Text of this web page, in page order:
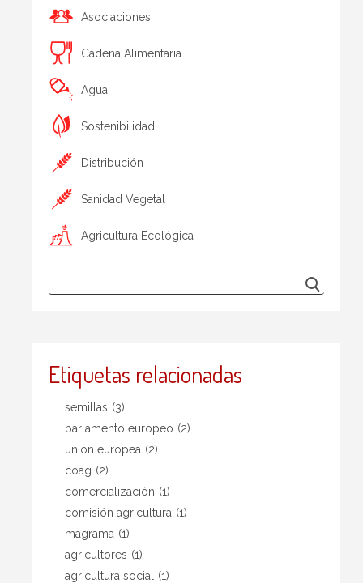
Asociaciones
Cadena Alimentaria
Agua
Sostenibilidad
Distribución
Sanidad Vegetal
Agricultura Ecológica
Etiquetas relacionadas
semillas (3)
parlamento europeo (2)
union europea (2)
coag (2)
comercialización (1)
comisión agricultura (1)
magrama (1)
agricultores (1)
agricultura social
(1)